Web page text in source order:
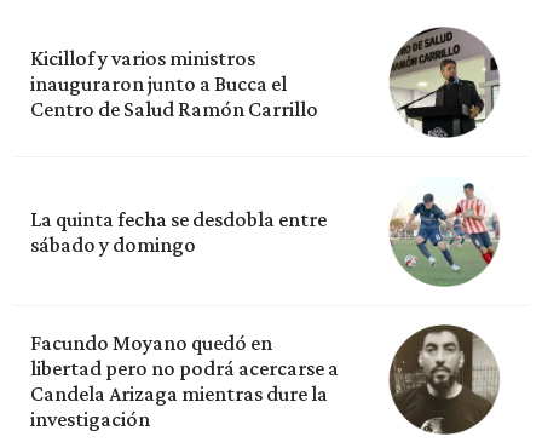
Kicillof y varios ministros
inauguraron junto a Bucca el
Centro de Salud Ramón Carrillo
La quinta fecha se desdobla entre
sábado y domingo
Facundo Moyano quedó en
libertad pero no podrá acercarse a
Candela Arizaga mientras dure la
investigación